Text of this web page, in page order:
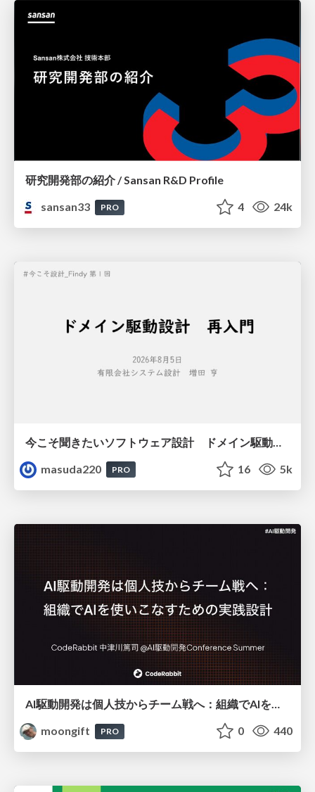
研究開発部の紹介 / Sansan R&D Profile
sansan33
PRO 4 24k
masuda220
PRO 16 5k
AI駆動開発は個人技からチーム戦へ：組織でAIを使いこなすための実践設計
moongift
PRO 0 440